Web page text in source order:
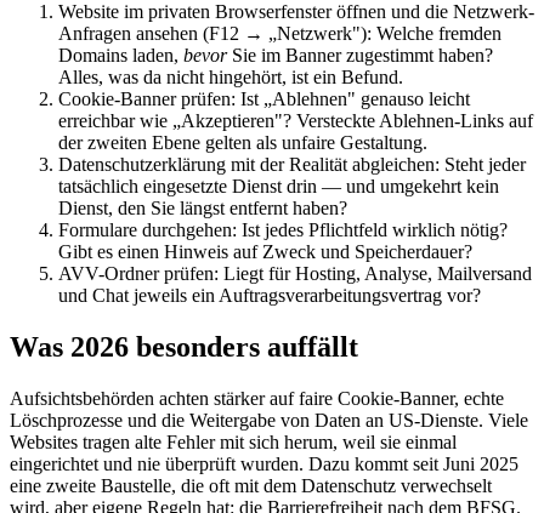
Website im privaten Browserfenster öffnen und die Netzwerk-
Anfragen ansehen (F12 → „Netzwerk"): Welche fremden
Domains laden, bevorSie im Banner zugestimmt haben?
Alles, was da nicht hingehört, ist ein Befund.
Cookie-Banner prüfen: Ist „Ablehnen" genauso leicht
erreichbar wie „Akzeptieren"? Versteckte Ablehnen-Links auf
der zweiten Ebene gelten als unfaire Gestaltung.
Datenschutzerklärung mit der Realität abgleichen: Steht jeder
tatsächlich eingesetzte Dienst drin — und umgekehrt kein
Dienst, den Sie längst entfernt haben?
Formulare durchgehen: Ist jedes Pflichtfeld wirklich nötig?
Gibt es einen Hinweis auf Zweck und Speicherdauer?
AVV-Ordner prüfen: Liegt für Hosting, Analyse, Mailversand
und Chat jeweils ein Auftragsverarbeitungsvertrag vor?
Was 2026 besonders auffällt
Aufsichtsbehörden achten stärker auf faire Cookie-Banner, echte
Löschprozesse und die Weitergabe von Daten an US-Dienste. Viele
Websites tragen alte Fehler mit sich herum, weil sie einmal
eingerichtet und nie überprüft wurden. Dazu kommt seit Juni 2025
eine zweite Baustelle, die oft mit dem Datenschutz verwechselt
wird, aber eigene Regeln hat: die Barrierefreiheit nach dem BFSG.